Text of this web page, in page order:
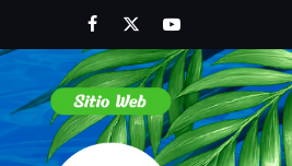
FacebookTwitterYoutube